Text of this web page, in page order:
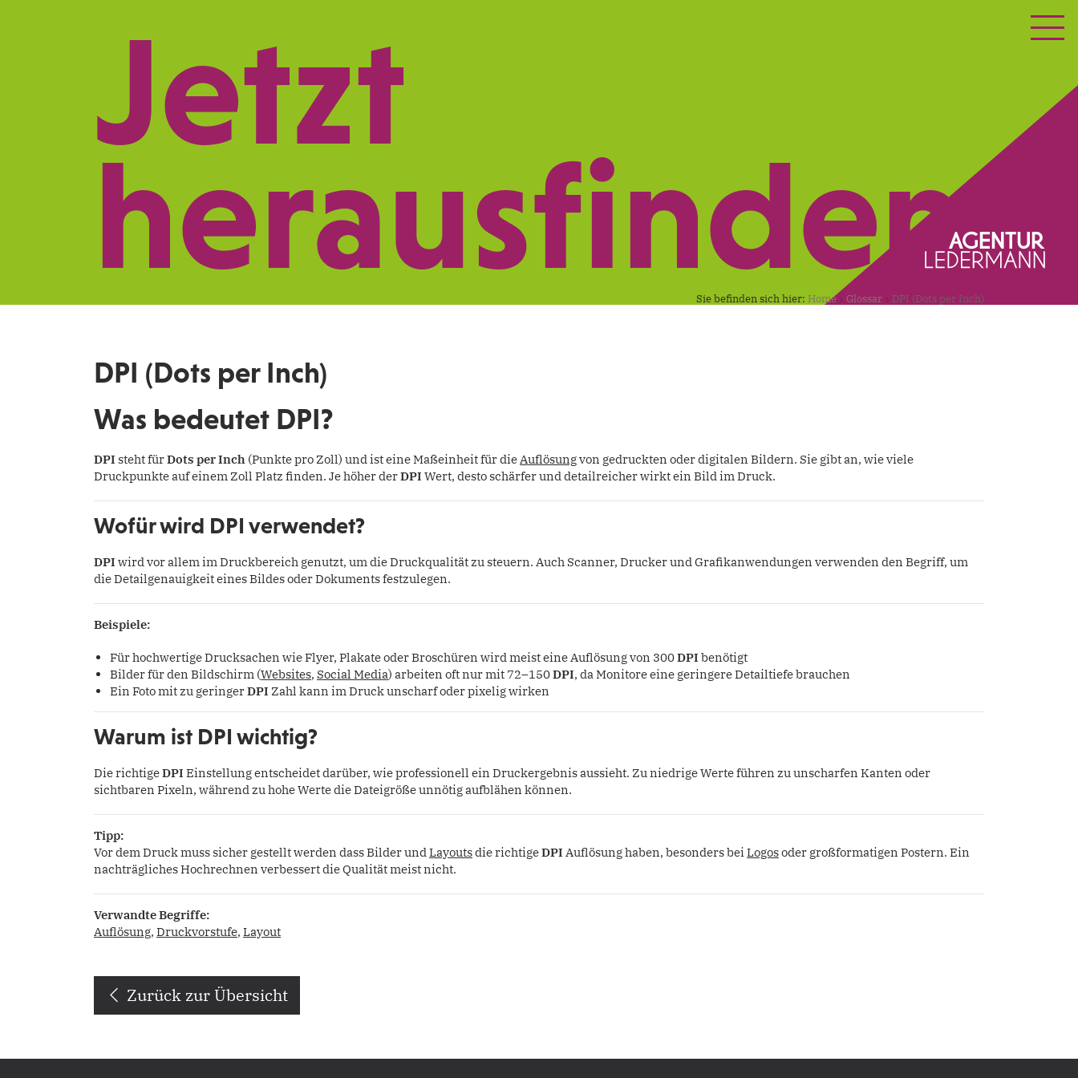
Jetzt
herausfinden.
Sie befinden sich hier: Home Glossar DPI (Dots per Inch)
DPI (Dots per Inch)
Was bedeutet DPI?
DPI steht fürDots per Inch (Punkte pro Zoll) und ist eine Maßeinheit für dieAuflösungvon gedruckten oder digitalen Bildern. Sie gibt an, wie viele
Druckpunkte auf einem Zoll Platz finden. Je höher derDPI Wert, desto schärfer und detailreicher wirkt ein Bild im Druck.
Wofür wird DPI verwendet?
DPI wird vor allem im Druckbereich genutzt, um die Druckqualität zu steuern. Auch Scanner, Drucker und Grafikanwendungen verwenden den Begriff, um
die Detailgenauigkeit eines Bildes oder Dokuments festzulegen.
Beispiele:
Für hochwertige Drucksachen wie Flyer, Plakate oder Broschüren wird meist eine Auflösung von 300DPI benötigt
Bilder für den Bildschirm (Websites, Social Media) arbeiten oft nur mit 72–150DPI, da Monitore eine geringere Detailtiefe brauchen
Ein Foto mit zu geringerDPI Zahl kann im Druck unscharf oder pixelig wirken
Warum ist DPI wichtig?
Die richtigeDPI Einstellung entscheidet darüber, wie professionell ein Druckergebnis aussieht. Zu niedrige Werte führen zu unscharfen Kanten oder
sichtbaren Pixeln, während zu hohe Werte die Dateigröße unnötig aufblähen können.
Tipp:
Vor dem Druck muss sicher gestellt werden dass Bilder undLayoutsdie richtigeDPI Auflösung haben, besonders beiLogosoder großformatigen Postern. Ein
nachträgliches Hochrechnen verbessert die Qualität meist nicht.
Verwandte Begriffe:
Auflösung, Druckvorstufe, Layout
Zurück zur Übersicht